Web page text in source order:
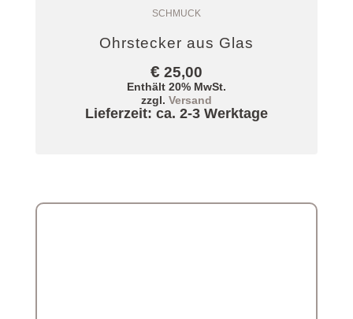
SCHMUCK
Ohrstecker aus Glas
€25,00
Enthält 20% MwSt.
zzgl. Versand
Lieferzeit: ca. 2-3 Werktage